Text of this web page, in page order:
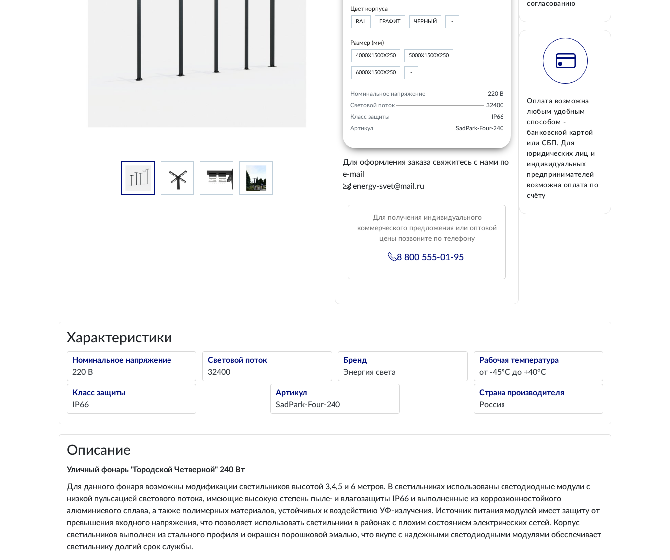
Цвет корпуса
RAL ГРАФИТ ЧЕРНЫЙ -
Размер (мм)
4000Х1500Х250 5000Х1500Х250
6000Х1500Х250 -
Номинальное напряжение
220 В
Световой поток
32400
Класс защиты
IP66
Артикул
SadPark-Four-240
Для оформления заказа свяжитесь с нами по
e-mail
energy-svet@mail.ru
Для получения индивидуального
коммерческого предложения или оптовой
цены позвоните по телефону
8 800 555-01-95
согласованию
Оплата возможна
любым удобным
способом -
банковской картой
или СБП. Для
юридических лиц и
индивидуальных
предпринимателей
возможна оплата по
счёту
Характеристики
Номинальное напряжение
220 В
Световой поток
32400
Бренд
Энергия света
Рабочая температура
от -45°С до +40°С
Класс защиты
IP66
Артикул
SadPark-Four-240
Страна производителя
Россия
Описание
Уличный фонарь "Городской Четверной" 240 Вт
Для данного фонаря возможны модификации светильников высотой 3,4,5 и 6 метров. В светильниках использованы светодиодные модули с
низкой пульсацией светового потока, имеющие высокую степень пыле- и влагозащиты IP66 и выполненные из коррозионностойкого
алюминиевого сплава, а также полимерных материалов, устойчивых к воздействию УФ-излучения. Источник питания модулей имеет защиту от
превышения входного напряжения, что позволяет использовать светильники в районах с плохим состоянием электрических сетей. Корпус
светильников выполнен из стального профиля и окрашен порошковой эмалью, что вкупе с надежными светодиодными модулями обеспечивает
светильнику долгий срок службы.